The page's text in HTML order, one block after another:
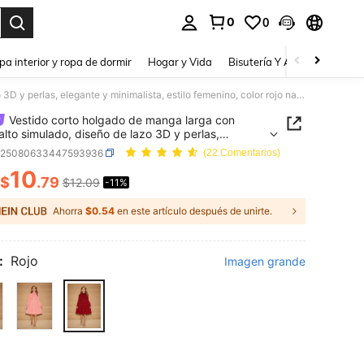
0 0
interior y ropa de dormir Hogar y Vida Bisutería Y Accesorios
Vestido corto holgado de manga larga con cuello alto simulado, diseño de lazo 3D y perlas, elegante y minimalista, estilo femenino, color rojo navideño para otoño e invierno
Vestido corto holgado de manga larga con
simulado, diseño de lazo 3D y perlas,
y minimalista, estilo femenino, color rojo
para otoño e invierno
(22 Comentarios)
AND AVAILABILITY
$10.79 $12.09 -11%
Ahorra $0.54 en este artículo después de unirte.
Rojo Imagen grande